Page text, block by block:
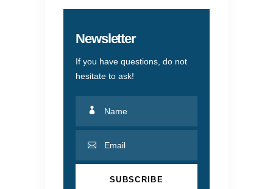
Newsletter
If you have questions, do not
hesitate to ask!